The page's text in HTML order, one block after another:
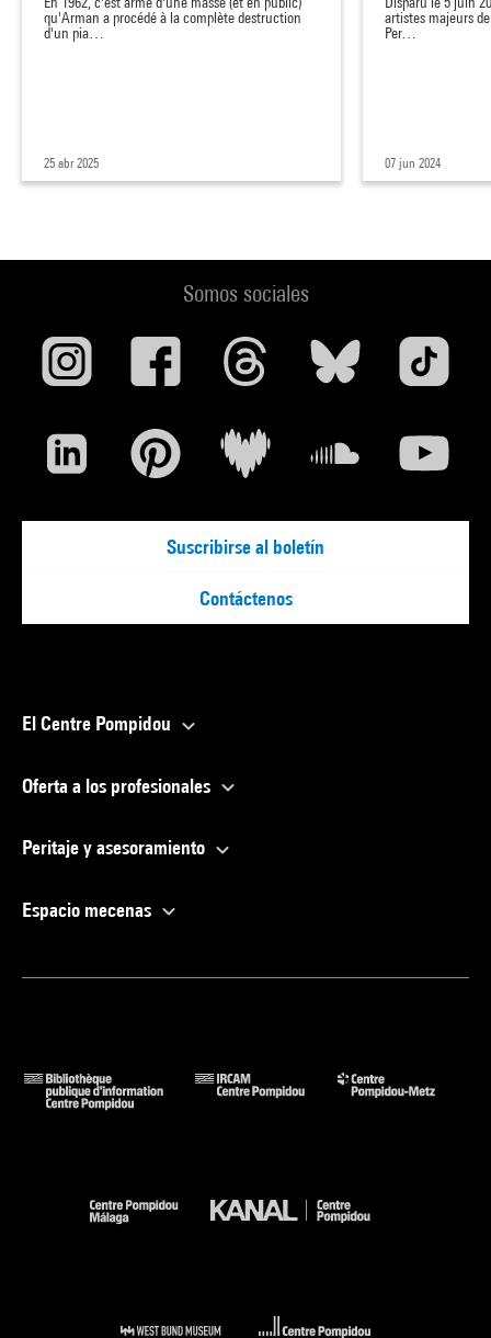
qu'Arman a procédé à la complète destruction
d'un pia…
25 abr 2025
artistes majeurs
Per…
07 jun 2024
Somos sociales
Suscribirse al boletín
Contáctenos
El Centre Pompidou
Oferta a los profesionales
Peritaje y asesoramiento
Espacio mecenas